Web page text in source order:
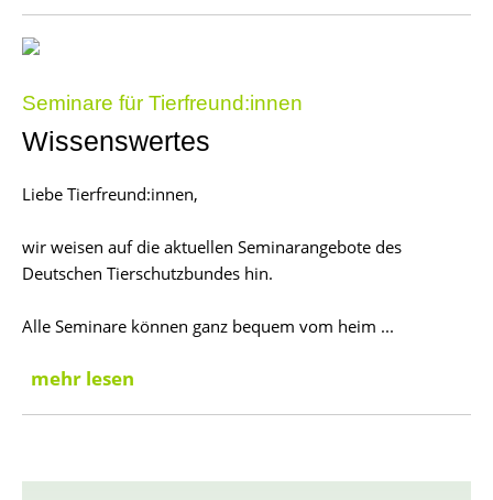
Seminare für Tierfreund:innen
Wissenswertes
Liebe Tierfreund:innen,
wir weisen auf die aktuellen Seminarangebote des
Deutschen Tierschutzbundes hin.
Alle Seminare können ganz bequem vom heim ...
mehr lesen